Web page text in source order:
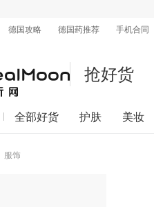
德国攻略 德国药推荐 手机合同
抢好货
全部好货 护肤 美妆
服饰